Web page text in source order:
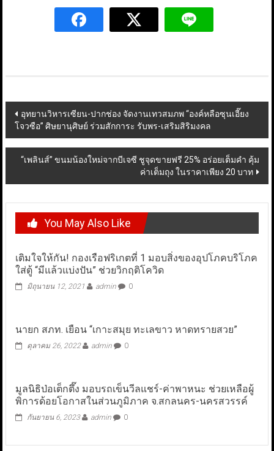
Post
navigation
อุทยานวิหารเซียน-ปากช่อง จัดงานเทวสมภพ “องค์หลือซุนเอี๊ยง
โจวซือ” ศิษยานุศิษย์ ร่วมสักการะ รับพร-เสริมสิริมงคล
“เพลินส์” ขนมน้องใหม่จากบีเจซี ชูจุดขายฟรี 25% อร่อยเต็มคำ คุ้ม
ค่าเต็มถุง ในราคาเพียง 20 บาท
You May Also Like
เติมใจให้กัน! กองเรือฟริเกตที่ 1 มอบสิ่งของอุปโภคบริโภค
ใส่ตู้ “มีแล้วแบ่งปัน” ช่วยวิกฤติโควิด
มิถุนายน 12, 2021 admin 0
นายก สภท. เยือน “เกาะสมุย ทะเลขาว หาดทรายสวย”
ตุลาคม 26, 2022 admin 0
มูลนิธิป่อเต็กตึ๊ง มอบรถเข็นวีลแชร์-ค่าพาหนะ ช่วยเหลือผู้
พิการด้อยโอกาสในส่วนภูมิภาค จ.สกลนคร-นครสวรรค์
กันยายน 6, 2023 admin 0